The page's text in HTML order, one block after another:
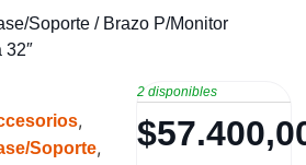
Soporte / Brazo P/Monitor
32″
,
Soporte,
2 disponibles
$